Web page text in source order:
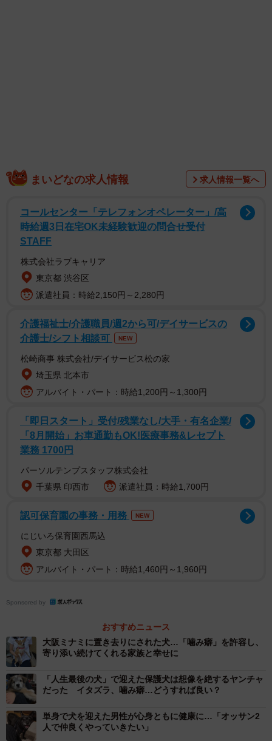
2/4
でも、だからといって、愛犬の気持ちをすべて理解でき
るはずもなく、「どう思ってるんだろう？」「この行動に
しば。もし愛犬と“会話”ができれば、もっと幸せにしてあげ
られるかもしれない。ほかの動物たちや飼い主様、保護主
ークショップを受講することにしました。
「アニマルコミュニケーション」という言葉を聞いたこと
し、心を落ち着かせたり、行動の理由や望みなどを聞く行
為のことです。「動物と会話」とか「テレパシー」と聞く
「テレパシーは超能力ではありません。いわゆる“虫の知ら
せ”を意図的に使うだけのこと。むしろ超現実的なもので
す。『言語』というツールを持ったことで、私たちはテレ
パシーによるコミュニケーションを行わなくなりました。
使わなくなれば錆びついてしまう。決してなくしたわけで
はありませんから、その錆を落としてあげればいいんで
まいどなの求人情報 求人情報一覧へ
コールセンター「テレフォンオペレーター」/高
時給週3日在宅OK未経験歓迎の問合せ受付
STAFF
株式会社ラブキャリア
東京都 渋谷区
派遣社員：時給2,150円～2,280円
介護福祉士/介護職員/週2から可/デイサービスの
介護士/シフト相談可
NEW
松崎商事 株式会社/デイサービス松の家
埼玉県 北本市
アルバイト・パート：時給1,200円～1,300円
「即日スタート」受付/残業なし/大手・有名企業/
「8月開始」お車通勤もOK!医療事務&レセプト
業務 1700円
パーソルテンプスタッフ株式会社
千葉県 印西市
派遣社員：時給1,700円
認可保育園の事務・用務 NEW
にじいろ保育園西馬込
東京都 大田区
アルバイト・パート：時給1,460円～1,960円
Sponsored by
おすすめニュース
大阪ミナミに置き去りにされた犬…「噛み癖」を許容し、
寄り添い続けてくれる家族と幸せに
「人生最後の犬」で迎えた保護犬は想像を絶するヤンチャ
だった イタズラ、噛み癖…どうすれば良い？
単身で犬を迎えた男性が心身ともに健康に…「オッサン2
人で仲良くやっていきたい」